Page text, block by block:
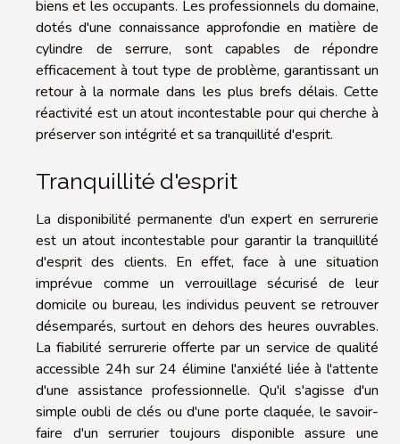
biens et les occupants. Les professionnels du domaine,
dotés d'une connaissance approfondie en matière de
cylindre de serrure, sont capables de répondre
efficacement à tout type de problème, garantissant un
retour à la normale dans les plus brefs délais. Cette
réactivité est un atout incontestable pour qui cherche à
préserver son intégrité et sa tranquillité d'esprit.
Tranquillité d'esprit
La disponibilité permanente d'un expert en serrurerie
est un atout incontestable pour garantir la tranquillité
d'esprit des clients. En effet, face à une situation
imprévue comme un verrouillage sécurisé de leur
domicile ou bureau, les individus peuvent se retrouver
désemparés, surtout en dehors des heures ouvrables.
La fiabilité serrurerie offerte par un service de qualité
accessible 24h sur 24 élimine l'anxiété liée à l'attente
d'une assistance professionnelle. Qu'il s'agisse d'un
simple oubli de clés ou d'une porte claquée, le savoir-
faire d'un serrurier toujours disponible assure une